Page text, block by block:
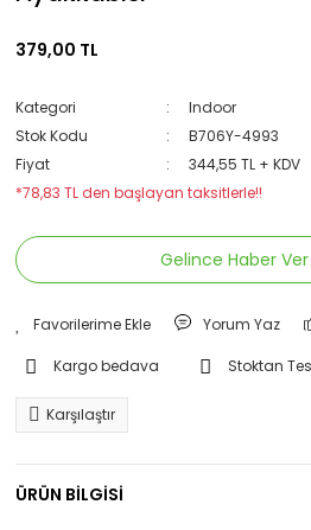
379,00 TL
Kategori
Indoor
Stok Kodu
B706Y-4993
Fiyat
344,55 TL + KDV
*78,83 TL den başlayan taksitlerle!!
Gelince Haber Ver
Yorum Yaz
Kargo bedava Stoktan
Karşılaştır
ÜRÜN BİLGİSİ